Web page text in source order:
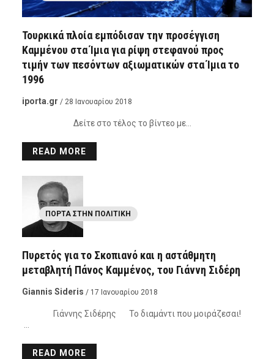
Τουρκικά πλοία εμπόδισαν την προσέγγιση
Καμμένου στα Ίμια για ρίψη στεφανού προς
τιμήν των πεσόντων αξιωματικών στα Ίμια το
1996
iporta.gr / 28 Ιανουαρίου 2018
Δείτε στο τέλος το βίντεο με…
READ MORE
ΠΌΡΤΑ ΣΤΗΝ ΠΟΛΙΤΙΚΉ
Πυρετός για το Σκοπιανό και η αστάθμητη
μεταβλητή Πάνος Καμμένος, του Γιάννη Σιδέρη
Giannis Sideris / 17 Ιανουαρίου 2018
Γιάννης Σιδέρης Το διαμάντι που μοιράζεσαι!
…
READ MORE